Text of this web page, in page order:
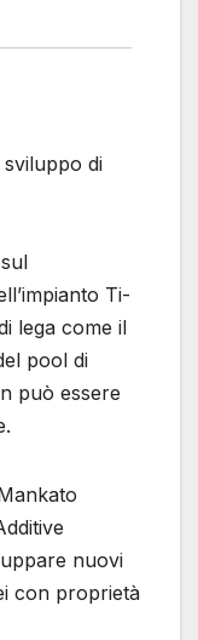
di
Ti-
lega come il
pool di
può essere
nuovi
con proprietà